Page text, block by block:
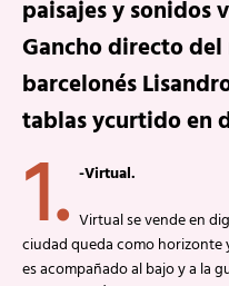
paisajes y sonidos
Gancho directo
barcelonés
tablas ycurtido en
1. -Virtual.
Virtual se vende en
ciudad queda como horizonte
es acompañado al bajo y a la